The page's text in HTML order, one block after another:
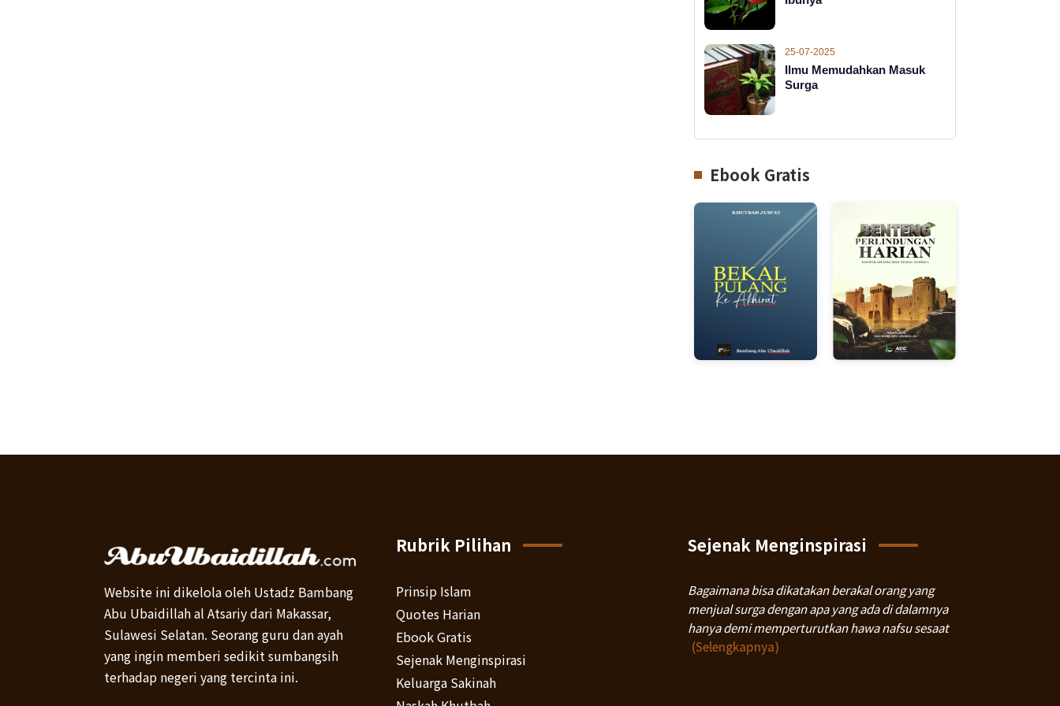
25-07-2025
Ilmu Memudahkan Masuk
Surga
Ebook Gratis
Website ini dikelola oleh Ustadz Bambang
Abu Ubaidillah al Atsariy dari Makassar,
Sulawesi Selatan. Seorang guru dan ayah
yang ingin memberi sedikit sumbangsih
terhadap negeri yang tercinta ini.
Rubrik Pilihan
Prinsip Islam
Quotes Harian
Ebook Gratis
Sejenak Menginspirasi
Keluarga Sakinah
Sejenak Menginspirasi
Bagaimana bisa dikatakan berakal orang yang
menjual surga dengan apa yang ada di dalamnya
hanya demi memperturutkan hawa nafsu sesaat
(Selengkapnya)